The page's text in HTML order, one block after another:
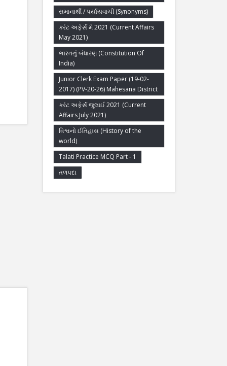
સમાનાર્થી / પર્યાયવાચી (Synonyms)
કરંટ અફેર્સ મે 2021 (Current Affairs
May 2021)
ભારતનું બંધારણ (Constitution Of
India)
Junior Clerk Exam Paper (19-02-
2017) (PV-20-26) Mahesana District
કરંટ અફેર્સ જુલાઈ 2021 (Current
Affairs July 2021)
વિશ્વનો ઈતિહાસ (History of the
world)
Talati Practice MCQ Part - 1
તળપદા